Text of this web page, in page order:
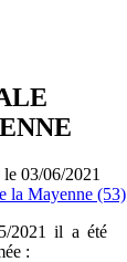
03/06/2021
la Mayenne (53)
2021 il a été
: